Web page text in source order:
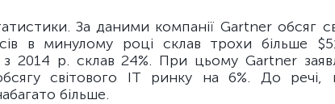
За даними компанії Gartner обсяг
в минулому році склав трохи більше
з 2014 р. склав 24%. При цьому Gartner
світового ІТ ринку на 6%. До речі,
більше.